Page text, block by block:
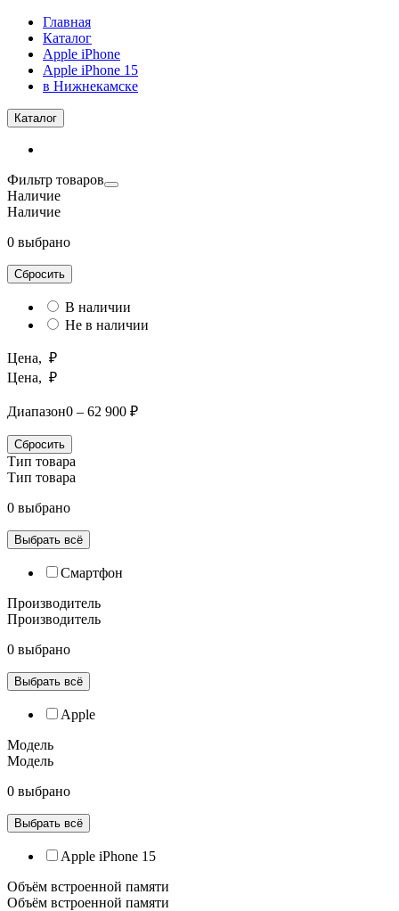
Главная
Каталог
Apple iPhone
Apple iPhone 15
в Нижнекамске
Каталог
Фильтр товаров
Наличие
Наличие
0 выбрано
Сбросить
В наличии
Не в наличии
Цена, ₽
Цена, ₽
Диапазон0 – 62 900 ₽
Сбросить
Тип товара
Тип товара
0 выбрано
Выбрать всё
Смартфон
Производитель
Производитель
0 выбрано
Выбрать всё
Apple
Модель
Модель
0 выбрано
Выбрать всё
Apple iPhone 15
Объём встроенной памяти
Объём встроенной памяти